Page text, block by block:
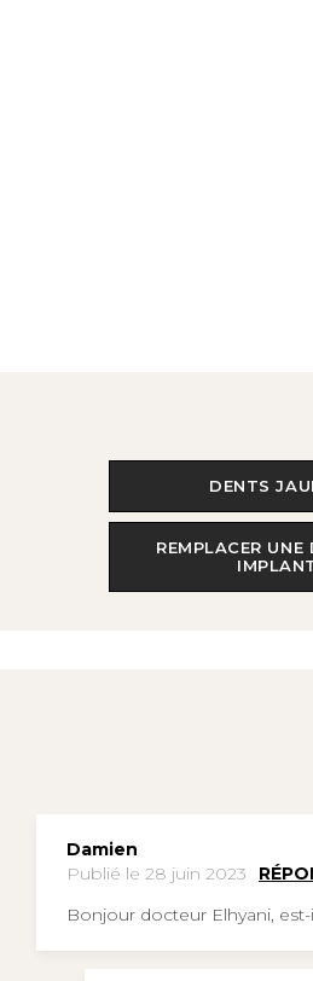
DENTS
REMPLACER UNE
Damien
Publié le 28 juin 2023
Bonjour docteur Elhyani,